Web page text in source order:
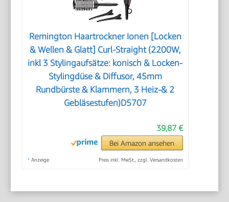
Remington Haartrockner Ionen [Locken
& Wellen & Glatt] Curl-Straight (2200W,
inkl 3 Stylingaufsätze: konisch & Locken-
Stylingdüse & Diffusor, 45mm
Rundbürste & Klammern, 3 Heiz-& 2
Gebläsestufen)D5707
39,87 €
Bei Amazon ansehen
* Anzeige Preis inkl. MwSt., zzgl. Versandkosten